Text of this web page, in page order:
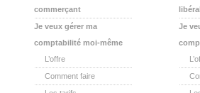
commerçant
Je veux gérer ma
comptabilité moi-même
L’offre
Comment faire
Je